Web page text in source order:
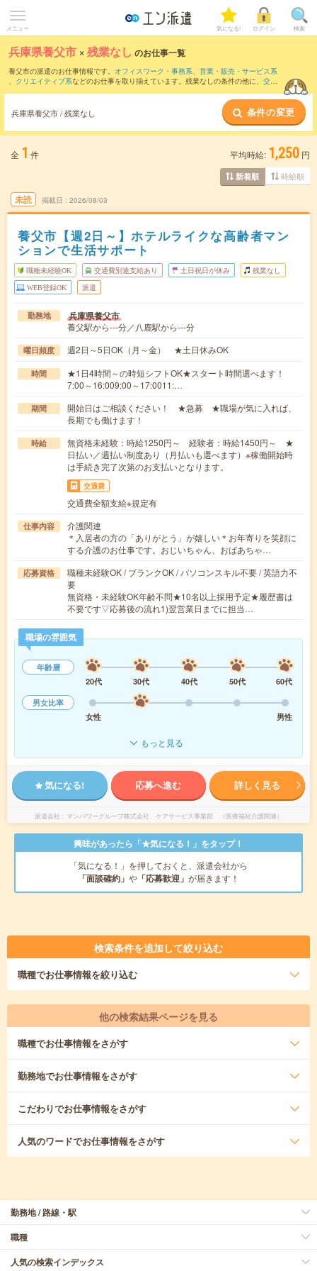
メニュー 気になる! ログイン 検索
兵庫県養父市 ×残業なし のお仕事一覧
養父市の派遣のお仕事情報です。 オフィスワーク・事務系、 営業・販売・サービス系
、 クリエイティブ系などのお仕事を取り揃えています。残業なしの条件の他に、 交通
兵庫県養父市 / 残業なし 条件の変更
全 1 件 平均時給: 1,250 円
新着順 時給順
未読 掲載日 2026/08/03
養父市【週2日～】ホテルライクな高齢者マン
ションで生活サポート
職種未経験OK 交通費別途支給あり 土日祝日が休み 残業なし
WEB登録OK 派遣
勤務地 兵庫県養父市
養父駅から---分／八鹿駅から---分
曜日頻度 週2日～5日OK（月～金） ★土日休みOK
時間
★1日4時間～の時短シフトOK★スタート時間選べます！
7:00～16:009:00～17:0011:…
期間
開始日はご相談ください！ ★急募 ★職場が気に入れば、
長期でも働けます！
時給
無資格未経験：時給1250円～ 経験者：時給1450円～ ★
日払い／週払い制度あり（月払いも選べます）※稼働開始時
は手続き完了次第のお支払いとなります。
交通費
交通費全額支給※規定有
仕事内容
介護関連
＊入居者の方の「ありがとう」が嬉しい＊お年寄りを笑顔に
する介護のお仕事です。おじいちゃん、おばあちゃ…
応募資格
職種未経験OK / ブランクOK / パソコンスキル不要 / 英語力不
要
無資格・未経験OK年齢不問★10名以上採用予定★履歴書は
不要です▽応募後の流れ1)翌営業日までに担当…
職場の雰囲気
年齢層
20代
30代 40代 50代
60代
男女比率
女性
男性
もっと見る
気になる! 応募へ進む 詳しく見る
派遣会社 マンパワーグループ株式会社 ケアサービス事業部 （医療福祉介護関連）
興味があったら「★気になる！」をタップ！
「気になる！」を押しておくと、派遣会社から
「面談確約」 や 「応募歓迎」 が届きます！
検索条件を追加して絞り込む
職種でお仕事情報を絞り込む
他の検索結果ページを見る
職種でお仕事情報をさがす
勤務地でお仕事情報をさがす
こだわりでお仕事情報をさがす
人気のワードでお仕事情報をさがす
勤務地 / 路線・駅
職種
人気の検索インデックス